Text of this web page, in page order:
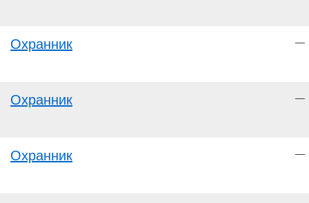
Охранник —
Охранник —
Охранник —